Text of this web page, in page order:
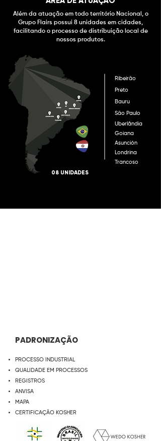
Além da atuação em todo território Nacional, o
Grupo Flairs possui 8 unidades em cidades,
facilitando o processo de distribuição local de
nossos produtos.
Ribeirão
Preto
Bauru
São Paulo
Uberlândia
Goiana
Asunción
Londrina
Trancoso
08 UNIDADES
PADRONIZAÇÃO
PROCESSO INDUSTRIAL
QUALIDADE EM PROCESSOS
REGISTROS
ANVISA
MAPA
CERTIFICAÇÃO KOSHER